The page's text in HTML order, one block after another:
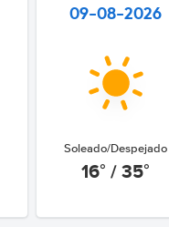
09-08-2026
Soleado/Despejado
16° / 35°